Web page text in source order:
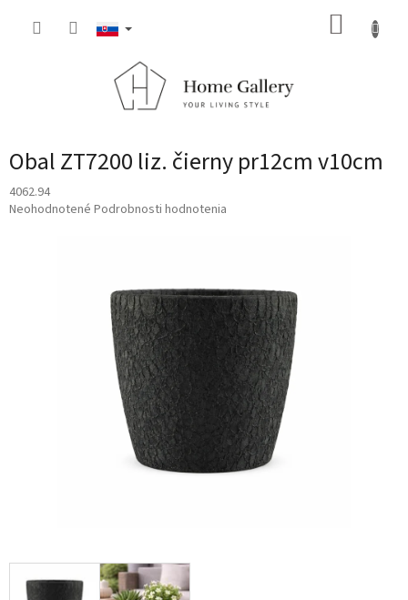
Obal ZT7200 liz. čierny pr12cm v10cm
4062.94
Priemerné
Neohodnotené Podrobnosti hodnotenia